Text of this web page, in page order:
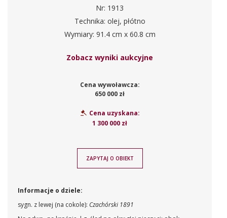
Nr: 1913
Technika: olej, płótno
Wymiary: 91.4 cm x 60.8 cm
Zobacz wyniki aukcyjne
Cena wywoławcza:
650 000 zł
Cena uzyskana:
1 300 000 zł
ZAPYTAJ O OBIEKT
Informacje o dziele:
sygn. z lewej (na cokole): Czachórski 1891